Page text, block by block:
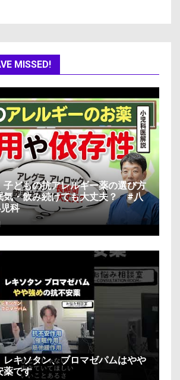
MISSED!
子どもの抗アレルギー薬の選び方
気・飲み続けても大丈夫？ #八
科
レキソタン、ブロマゼパムはやや
薬です